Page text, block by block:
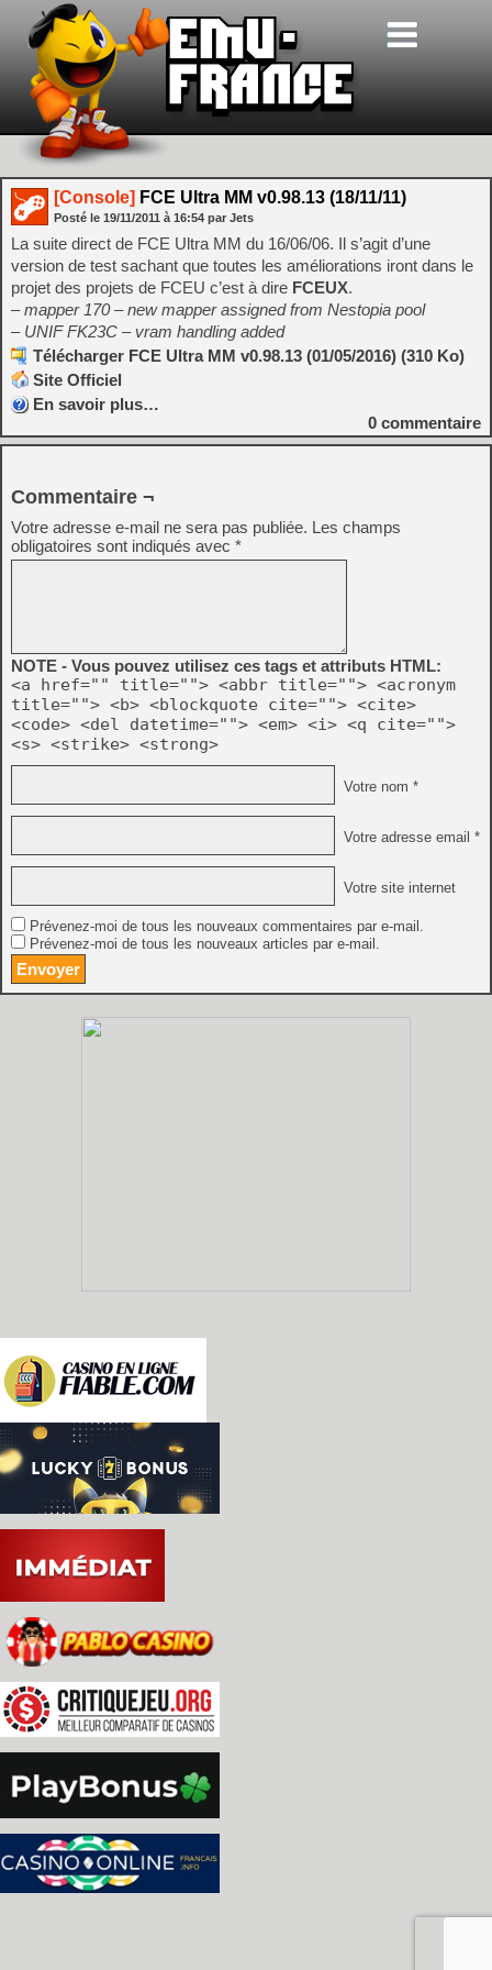
[Console] FCE Ultra MM v0.98.13 (18/11/11)
Posté le 19/11/2011 à 16:54 par Jets
La suite direct de FCE Ultra MM du 16/06/06. Il s’agit d’une
version de test sachant que toutes les améliorations iront dans le
projet des projets de FCEU c’est à dire FCEUX.
– mapper 170 – new mapper assigned from Nestopia pool
– UNIF FK23C – vram handling added
Télécharger FCE Ultra MM v0.98.13 (01/05/2016) (310 Ko)
Site Officiel
En savoir plus…
0 commentaire
Commentaire ¬
Votre adresse e-mail ne sera pas publiée. Les champs
obligatoires sont indiqués avec *
NOTE - Vous pouvez utilisez ces tags et attributs HTML:
<a href="" title=""> <abbr title=""> <acronym
title=""> <b> <blockquote cite=""> <cite>
<code> <del datetime=""> <em> <i> <q cite="">
<s> <strike> <strong>
Votre nom *
Votre adresse email *
Votre site internet
Prévenez-moi de tous les nouveaux commentaires par e-mail.
Prévenez-moi de tous les nouveaux articles par e-mail.